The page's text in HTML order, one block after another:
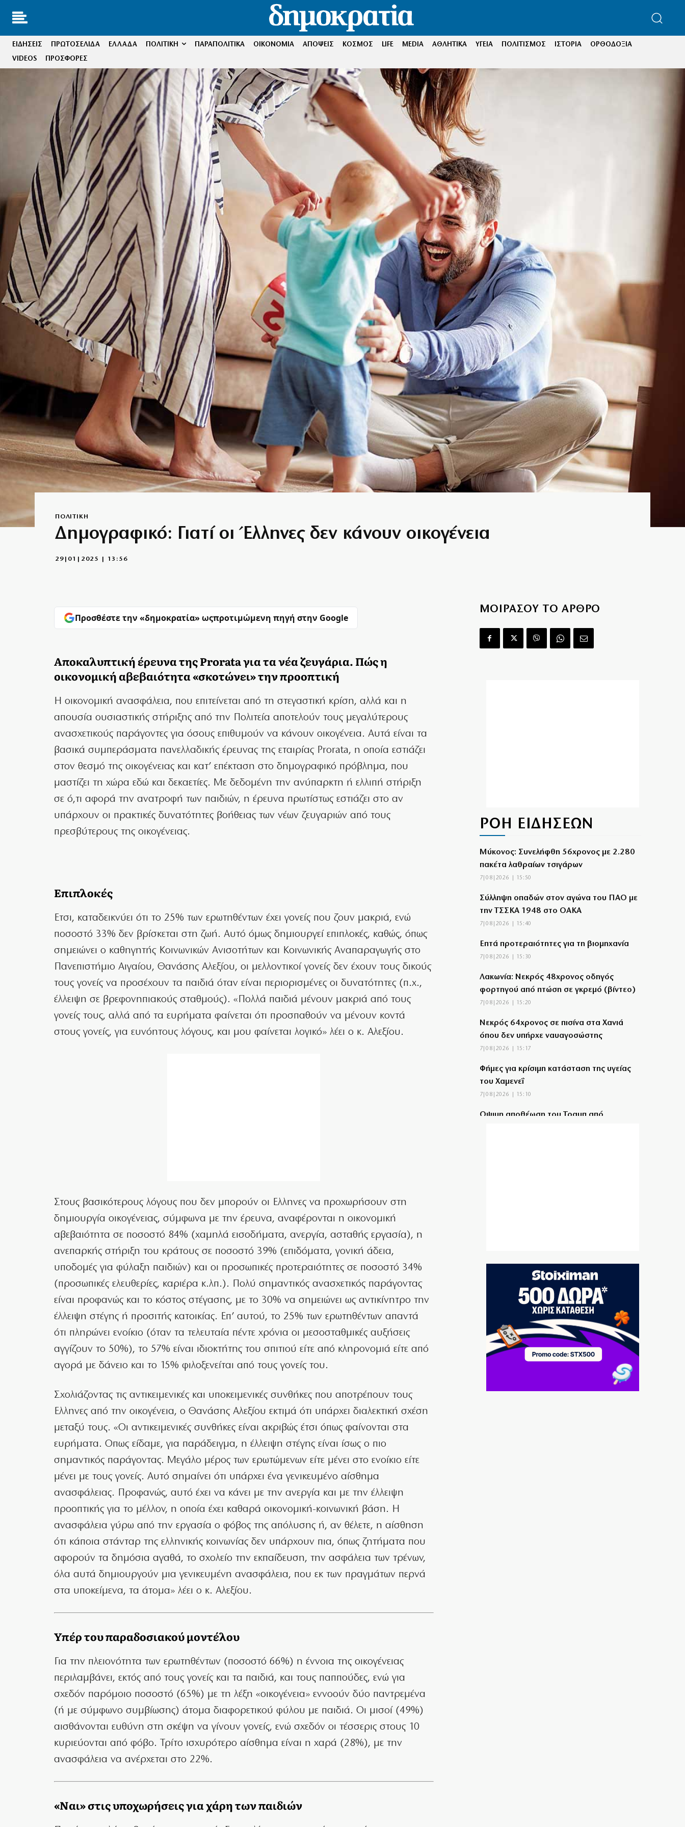
ΕΙΔΗΣΕΙΣ ΠΡΩΤΟΣΕΛΙΔΑ ΕΛΛΑΔΑ ΠΟΛΙΤΙΚΗ ΠΑΡΑΠΟΛΙΤΙΚΑ ΟΙΚΟΝΟΜΙΑ ΑΠΟΨΕΙΣ ΚΟΣΜΟΣ LIFE MEDIA ΑΘΛΗΤΙΚΑ ΥΓΕΙΑ ΠΟΛΙΤΙΣΜΟΣ ΙΣΤΟΡΙΑ
ΟΡΘΟΔΟΞΙΑ
VIDEOS
ΠΡΟΣΦΟΡΕΣ
ΠΟΛΙΤΙΚΗ
Δημογραφικό: Γιατί οι Έλληνες δεν κάνουν οικογένεια
29|01|2025 | 13:56
Προσθέστε την «δημοκρατία» ωςπροτιμώμενη πηγή στην Google
Αποκαλυπτική έρευνα της Prorata για τα νέα ζευγάρια. Πώς η
οικονομική αβεβαιότητα «σκοτώνει» την προοπτική
Η οικονομική ανασφάλεια, που επιτείνεται από τη στεγαστική κρίση, αλλά και η
απουσία ουσιαστικής στήριξης από την Πολιτεία αποτελούν τους μεγαλύτερους
ανασχετικούς παράγοντες για όσους επιθυμούν να κάνουν οικογένεια. Αυτά είναι τα
βασικά συμπεράσματα πανελλαδικής έρευνας της εταιρίας Prorata, η οποία εστιάζει
στον θεσμό της οικογένειας και κατ’ επέκταση στο δημογραφικό πρόβλημα, που
μαστίζει τη χώρα εδώ και δεκαετίες. Με δεδομένη την ανύπαρκτη ή ελλιπή στήριξη
σε ό,τι αφορά την ανατροφή των παιδιών, η έρευνα πρωτίστως εστιάζει στο αν
υπάρχουν οι πρακτικές δυνατότητες βοήθειας των νέων ζευγαριών από τους
πρεσβύτερους της οικογένειας.
Επιπλοκές
Ετσι, καταδεικνύει ότι το 25% των ερωτηθέντων έχει γονείς που ζουν μακριά, ενώ
ποσοστό 33% δεν βρίσκεται στη ζωή. Αυτό όμως δημιουργεί επιπλοκές, καθώς, όπως
σημειώνει ο καθηγητής Κοινωνικών Ανισοτήτων και Κοινωνικής Αναπαραγωγής στο
Πανεπιστήμιο Αιγαίου, Θανάσης Αλεξίου, οι μελλοντικοί γονείς δεν έχουν τους δικούς
τους γονείς να προσέχουν τα παιδιά όταν είναι περιορισμένες οι δυνατότητες (π.χ.,
έλλειψη σε βρεφονηπιακούς σταθμούς). «Πολλά παιδιά μένουν μακριά από τους
γονείς τους, αλλά από τα ευρήματα φαίνεται ότι προσπαθούν να μένουν κοντά
στους γονείς, για ευνόητους λόγους, και μου φαίνεται λογικό» λέει ο κ. Αλεξίου.
Στους βασικότερους λόγους που δεν μπορούν οι Ελληνες να προχωρήσουν στη
δημιουργία οικογένειας, σύμφωνα με την έρευνα, αναφέρονται η οικονομική
αβεβαιότητα σε ποσοστό 84% (χαμηλά εισοδήματα, ανεργία, ασταθής εργασία), η
ανεπαρκής στήριξη του κράτους σε ποσοστό 39% (επιδόματα, γονική άδεια,
υποδομές για φύλαξη παιδιών) και οι προσωπικές προτεραιότητες σε ποσοστό 34%
(προσωπικές ελευθερίες, καριέρα κ.λπ.). Πολύ σημαντικός ανασχετικός παράγοντας
είναι προφανώς και το κόστος στέγασης, με το 30% να σημειώνει ως αντικίνητρο την
έλλειψη στέγης ή προσιτής κατοικίας. Επ’ αυτού, το 25% των ερωτηθέντων απαντά
ότι πληρώνει ενοίκιο (όταν τα τελευταία πέντε χρόνια οι μεσοσταθμικές αυξήσεις
αγγίζουν το 50%), το 57% είναι ιδιοκτήτης του σπιτιού είτε από κληρονομιά είτε από
αγορά με δάνειο και το 15% φιλοξενείται από τους γονείς του.
Σχολιάζοντας τις αντικειμενικές και υποκειμενικές συνθήκες που αποτρέπουν τους
Ελληνες από την οικογένεια, ο Θανάσης Αλεξίου εκτιμά ότι υπάρχει διαλεκτική σχέση
μεταξύ τους. «Οι αντικειμενικές συνθήκες είναι ακριβώς έτσι όπως φαίνονται στα
ευρήματα. Οπως είδαμε, για παράδειγμα, η έλλειψη στέγης είναι ίσως ο πιο
σημαντικός παράγοντας. Μεγάλο μέρος των ερωτώμενων είτε μένει στο ενοίκιο είτε
μένει με τους γονείς. Αυτό σημαίνει ότι υπάρχει ένα γενικευμένο αίσθημα
ανασφάλειας. Προφανώς, αυτό έχει να κάνει με την ανεργία και με την έλλειψη
προοπτικής για το μέλλον, η οποία έχει καθαρά οικονομική-κοινωνική βάση. Η
ανασφάλεια γύρω από την εργασία ο φόβος της απόλυσης ή, αν θέλετε, η αίσθηση
ότι κάποια στάνταρ της ελληνικής κοινωνίας δεν υπάρχουν πια, όπως ζητήματα που
αφορούν τα δημόσια αγαθά, το σχολείο την εκπαίδευση, την ασφάλεια των τρένων,
όλα αυτά δημιουργούν μια γενικευμένη ανασφάλεια, που εκ των πραγμάτων περνά
στα υποκείμενα, τα άτομα» λέει ο κ. Αλεξίου.
Υπέρ του παραδοσιακού μοντέλου
Για την πλειονότητα των ερωτηθέντων (ποσοστό 66%) η έννοια της οικογένειας
περιλαμβάνει, εκτός από τους γονείς και τα παιδιά, και τους παππούδες, ενώ για
σχεδόν παρόμοιο ποσοστό (65%) με τη λέξη «οικογένεια» εννοούν δύο παντρεμένα
(ή με σύμφωνο συμβίωσης) άτομα διαφορετικού φύλου με παιδιά. Οι μισοί (49%)
αισθάνονται ευθύνη στη σκέψη να γίνουν γονείς, ενώ σχεδόν οι τέσσερις στους 10
κυριεύονται από φόβο. Τρίτο ισχυρότερο αίσθημα είναι η χαρά (28%), με την
ανασφάλεια να ανέρχεται στο 22%.
«Ναι» στις υποχωρήσεις για χάρη των παιδιών
ΜΟΙΡΑΣΟΥ ΤΟ ΑΡΘΡΟ
ΡΟΗ ΕΙΔΗΣΕΩΝ
Μύκονος: Συνελήφθη 56χρονος με 2.280
πακέτα λαθραίων τσιγάρων
7|08|2026 | 15:50
Σύλληψη οπαδών στον αγώνα του ΠΑΟ με
την ΤΣΣΚΑ 1948 στο ΟΑΚΑ
7|08|2026 | 15:40
Επτά προτεραιότητες για τη βιομηχανία
7|08|2026 | 15:30
Λακωνία: Νεκρός 48χρονος οδηγός
φορτηγού από πτώση σε γκρεμό (βίντεο)
7|08|2026 | 15:20
Νεκρός 64χρονος σε πισίνα στα Χανιά
όπου δεν υπήρχε ναυαγοσώστης
7|08|2026 | 15:17
Φήμες για κρίσιμη κατάσταση της υγείας
του Χαμενεΐ
7|08|2026 | 15:10
Οψιμη αποθέωση του Τραμπ από
πετάει χαρταετό»
Στο ΣτΕ το «πραξικόπημα» Μητσοτάκη
Περισσότερα από 2000 δενδρύλλια
κάνναβης εντοπίστηκαν στη Φθιώτιδα
(βίντεο)
Μυστράς: 11 μήνες με αναστολή στον